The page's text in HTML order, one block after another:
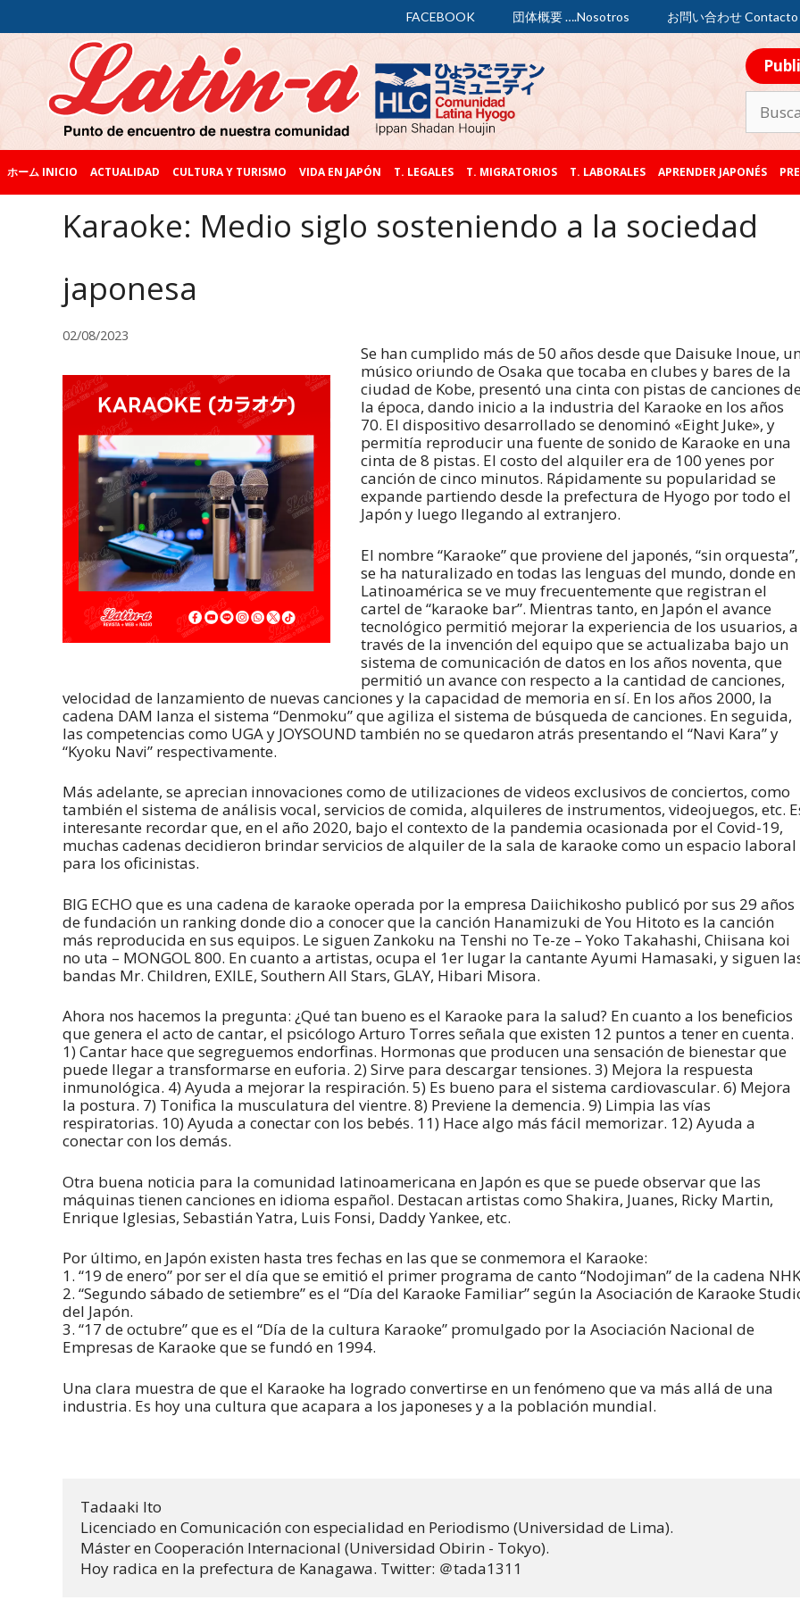
FACEBOOK 団体概要 ….Nosotros お問い合わせ Contacto
ホーム INICIO ACTUALIDAD CULTURA Y TURISMO VIDA EN JAPÓN T. LEGALES T. MIGRATORIOS T. LABORALES APRENDER JAPONÉS
Karaoke: Medio siglo sosteniendo a la sociedad
japonesa
02/08/2023
Se han cumplido más de 50 años desde que Daisuke Inoue,
músico oriundo de Osaka que tocaba en clubes y bares de la
ciudad de Kobe, presentó una cinta con pistas de canciones
la época, dando inicio a la industria del Karaoke en los años
70. El dispositivo desarrollado se denominó «Eight Juke», y
permitía reproducir una fuente de sonido de Karaoke en una
cinta de 8 pistas. El costo del alquiler era de 100 yenes por
canción de cinco minutos. Rápidamente su popularidad se
expande partiendo desde la prefectura de Hyogo por todo el
Japón y luego llegando al extranjero.
El nombre “Karaoke” que proviene del japonés, “sin orquesta”,
se ha naturalizado en todas las lenguas del mundo, donde en
Latinoamérica se ve muy frecuentemente que registran el
cartel de “karaoke bar”. Mientras tanto, en Japón el avance
tecnológico permitió mejorar la experiencia de los usuarios, a
través de la invención del equipo que se actualizaba bajo un
sistema de comunicación de datos en los años noventa, que
permitió un avance con respecto a la cantidad de canciones,
velocidad de lanzamiento de nuevas canciones y la capacidad de memoria en sí. En los años 2000, la
cadena DAM lanza el sistema “Denmoku” que agiliza el sistema de búsqueda de canciones. En seguida,
las competencias como UGA y JOYSOUND también no se quedaron atrás presentando el “Navi Kara” y
“Kyoku Navi” respectivamente.
Más adelante, se aprecian innovaciones como de utilizaciones de videos exclusivos de conciertos, como
también el sistema de análisis vocal, servicios de comida, alquileres de instrumentos, videojuegos, etc.
interesante recordar que, en el año 2020, bajo el contexto de la pandemia ocasionada por el Covid-19,
muchas cadenas decidieron brindar servicios de alquiler de la sala de karaoke como un espacio laboral
para los oficinistas.
BIG ECHO que es una cadena de karaoke operada por la empresa Daiichikosho publicó por sus 29 años
de fundación un ranking donde dio a conocer que la canción Hanamizuki de You Hitoto es la canción
más reproducida en sus equipos. Le siguen Zankoku na Tenshi no Te-ze – Yoko Takahashi, Chiisana koi
no uta – MONGOL 800. En cuanto a artistas, ocupa el 1er lugar la cantante Ayumi Hamasaki, y siguen
bandas Mr. Children, EXILE, Southern All Stars, GLAY, Hibari Misora.
Ahora nos hacemos la pregunta: ¿Qué tan bueno es el Karaoke para la salud? En cuanto a los beneficios
que genera el acto de cantar, el psicólogo Arturo Torres señala que existen 12 puntos a tener en cuenta.
1) Cantar hace que segreguemos endorfinas. Hormonas que producen una sensación de bienestar que
puede llegar a transformarse en euforia. 2) Sirve para descargar tensiones. 3) Mejora la respuesta
inmunológica. 4) Ayuda a mejorar la respiración. 5) Es bueno para el sistema cardiovascular. 6) Mejora
la postura. 7) Tonifica la musculatura del vientre. 8) Previene la demencia. 9) Limpia las vías
respiratorias. 10) Ayuda a conectar con los bebés. 11) Hace algo más fácil memorizar. 12) Ayuda a
conectar con los demás.
Otra buena noticia para la comunidad latinoamericana en Japón es que se puede observar que las
máquinas tienen canciones en idioma español. Destacan artistas como Shakira, Juanes, Ricky Martin,
Enrique Iglesias, Sebastián Yatra, Luis Fonsi, Daddy Yankee, etc.
Por último, en Japón existen hasta tres fechas en las que se conmemora el Karaoke:
1. “19 de enero” por ser el día que se emitió el primer programa de canto “Nodojiman” de la cadena
2. “Segundo sábado de setiembre” es el “Día del Karaoke Familiar” según la Asociación de Karaoke
del Japón.
3. “17 de octubre” que es el “Día de la cultura Karaoke” promulgado por la Asociación Nacional de
Empresas de Karaoke que se fundó en 1994.
Una clara muestra de que el Karaoke ha logrado convertirse en un fenómeno que va más allá de una
industria. Es hoy una cultura que acapara a los japoneses y a la población mundial.
Tadaaki Ito
Licenciado en Comunicación con especialidad en Periodismo (Universidad de Lima).
Máster en Cooperación Internacional (Universidad Obirin - Tokyo).
Hoy radica en la prefectura de Kanagawa. Twitter: ＠tada1311